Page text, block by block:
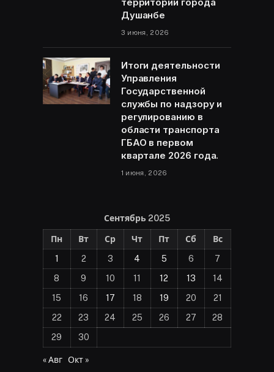
территории города
Душанбе
3 июня, 2026
Итоги деятельности
Управления
Государственной
службы по надзору и
регулированию в
области транспорта
ГБАО в первом
квартале 2026 года.
1 июня, 2026
Сентябрь 2025
Пн Вт Ср Чт Пт Сб
Вс
1
2 3 4 5 6
7
8
9 10 11 12 13
14
15
16 17 18 19 20
21
22
23 24 25 26 27
28
29
30
« Авг Окт »